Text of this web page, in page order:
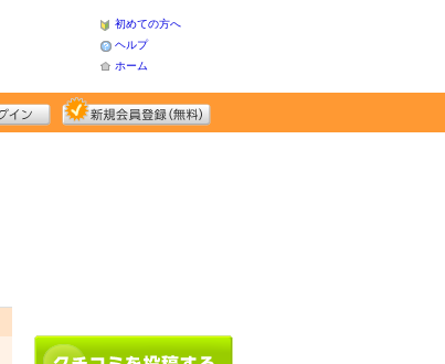
初めての方へ
ヘルプ
ホーム